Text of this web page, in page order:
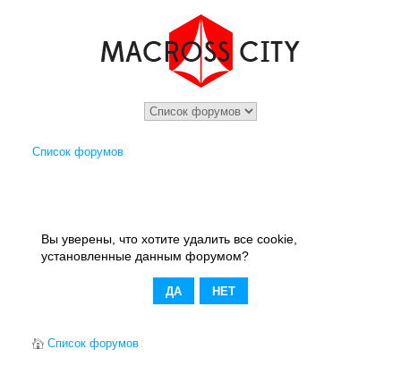
Список форумов
Вы уверены, что хотите удалить все cookie,
установленные данным форумом?
Список форумов